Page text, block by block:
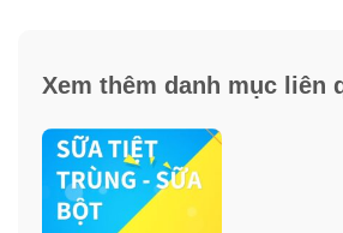
Original Nutrition Powder
Ưu điểm nổi bật của sản phẩm là
có vị hơi beo béo, đọ ngọt vừa phải,
Xem thêm danh mục liên